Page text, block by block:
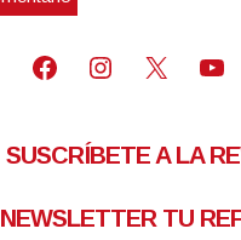
Facebook
Instagram
X
SUSCRÍBETE A LA
NEWSLETTER TU